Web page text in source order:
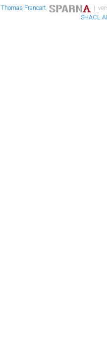
Thomas Francart,
|
SHACL